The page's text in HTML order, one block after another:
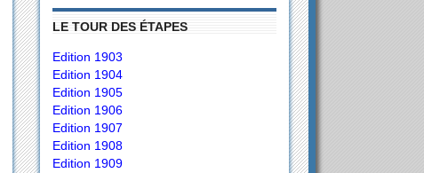
LE TOUR DES ÉTAPES
Edition 1903
Edition 1904
Edition 1905
Edition 1906
Edition 1907
Edition 1908
Edition 1909